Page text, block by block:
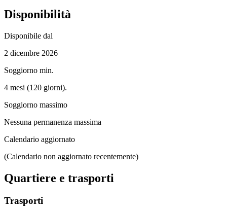
Disponibilità
Disponibile dal
2 dicembre 2026
Soggiorno min.
4 mesi (120 giorni).
Soggiorno massimo
Nessuna permanenza massima
Calendario aggiornato
(Calendario non aggiornato recentemente)
Quartiere e trasporti
Trasporti